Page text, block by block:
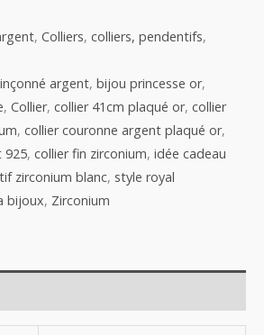
, Colliers, colliers, pendentifs,
argent, bijou princesse or,
, Collier, collier 41cm plaqué or, collier
, collier couronne argent plaqué or,
925, collier fin zirconium, idée cadeau
zirconium blanc, style royal
bijoux, Zirconium